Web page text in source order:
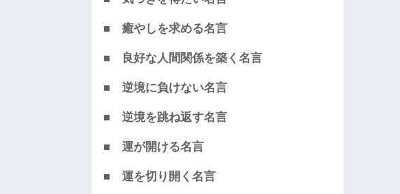
■ 癒やしを求める名言
■ 良好な人間関係を築く名言
■ 逆境に負けない名言
■ 逆境を跳ね返す名言
■ 運が開ける名言
■ 運を切り開く名言